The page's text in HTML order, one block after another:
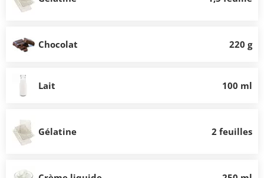
Chocolat 220 g
Lait 100 ml
Gélatine 2 feuilles